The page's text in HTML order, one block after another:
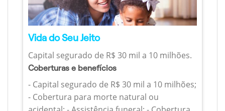
Vida do Seu Jeito
Capital segurado de R$ 30 mil a 10 milhões.
Coberturas e benefícios
- Capital segurado de R$ 30 mil a 10 milhões;
- Cobertura para morte natural ou